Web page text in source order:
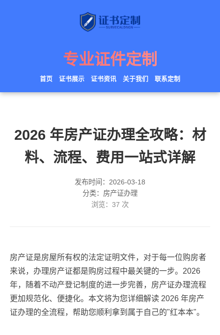
专业证件定制
首页 证书展示 证书资讯 关于我们 联系定制
2026 年房产证办理全攻略：材
料、流程、费用一站式详解
发布时间：2026-03-18
分类：房产证办理
浏览： 37 次
房产证是房屋所有权的法定证明文件，对于每一位购房者
来说，办理房产证都是购房过程中最关键的一步。2026
年，随着不动产登记制度的进一步完善，房产证办理流程
更加规范化、便捷化。本文将为您详细解读 2026 年房产
证办理的全流程，帮助您顺利拿到属于自己的"红本本"。